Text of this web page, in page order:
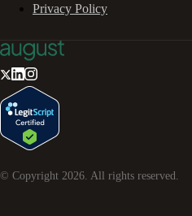
Privacy Policy
© Copyright 2026 . All rights reserved.